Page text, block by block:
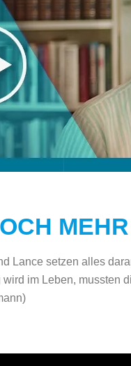
Lance setzen alles
im Leben, mussten